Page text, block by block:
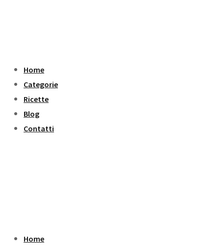
Home
Categorie
Ricette
Blog
Contatti
Home